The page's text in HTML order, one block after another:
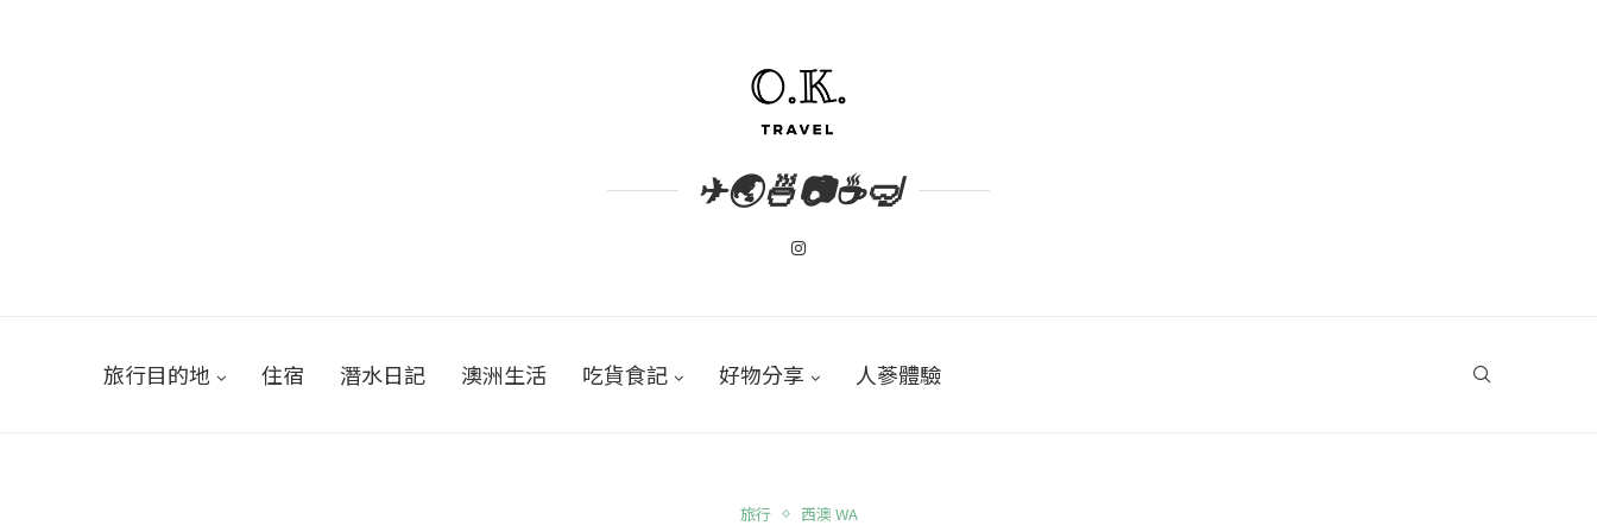
✈🌏🍜📷☕🤿
旅行目的地 住宿 潛水日記 澳洲生活 吃貨食記 好物分享 人蔘體驗
旅行 西澳 WA